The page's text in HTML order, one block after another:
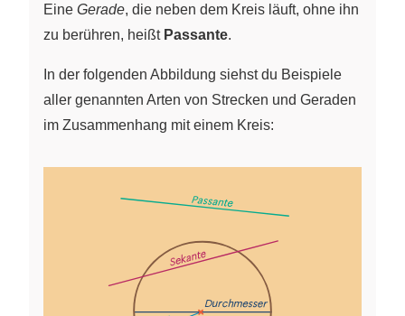
Eine Gerade, die neben dem Kreis läuft, ohne ihn
zu berühren, heißt Passante.
In der folgenden Abbildung siehst du Beispiele
aller genannten Arten von Strecken und Geraden
im Zusammenhang mit einem Kreis: